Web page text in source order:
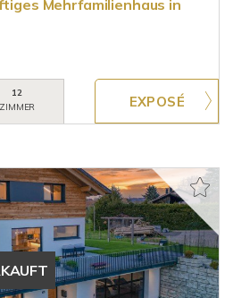
Mehrfamilienhaus in
12
ZIMMER